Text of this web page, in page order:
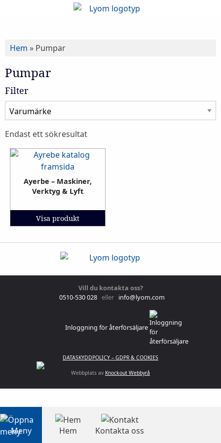
Hem » Pumpar
Pumpar
Filter
Endast ett sökresultat
Ayerbe – Maskiner,
Verktyg & Lyft
Visa produkt
Vill du kontakta oss?
0510-530 028 eller info@lyom.com
Inloggning för återförsäljare
DATASKYDDPOLICY – GDPR & COOKIES
Webbplats av Knockout Webbyrå
Meny Hem Kontakta oss